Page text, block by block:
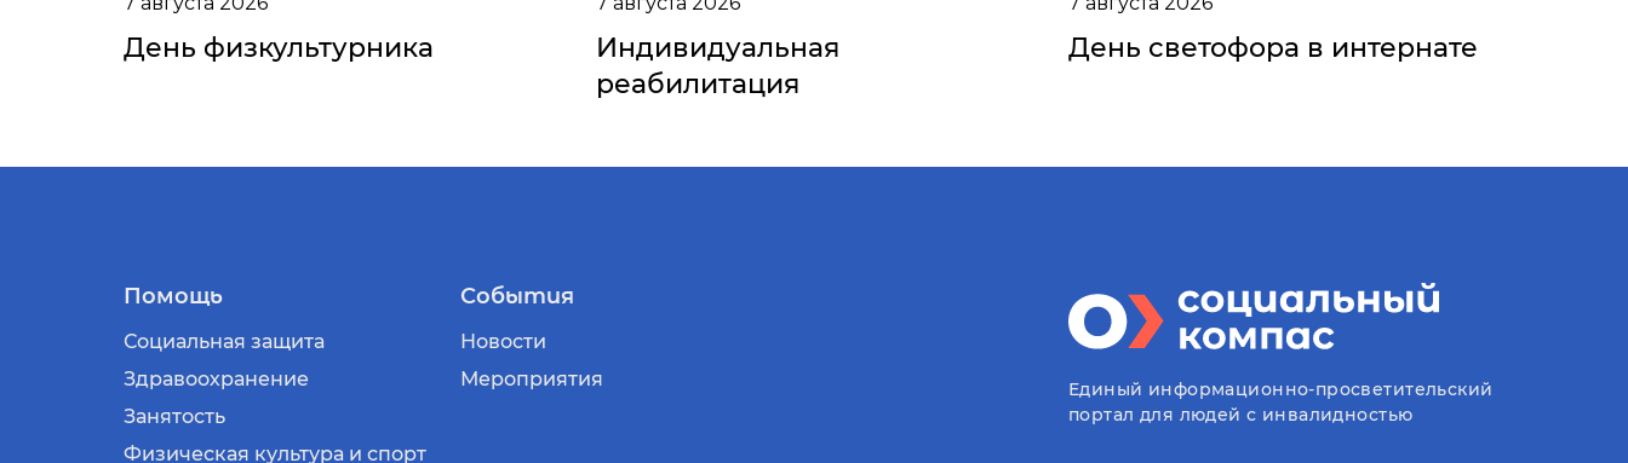
День физкультурника
Индивидуальная
реабилитация
День светофора в интернате
Помощь
Социальная защита
Здравоохранение
Занятость
Физическая культура и спорт
События
Новости
Мероприятия
Единый информационно-просветительский
портал для людей с инвалидностью